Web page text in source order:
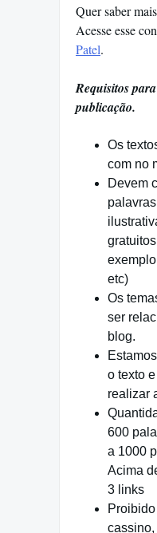
Quer saber
Acesse esse
Patel.
Requisitos
publicação.
Os
com no
Devem
etc)
Os
ser
blog.
o texto
realizar
600
a 1000
Acima
3 links
cassino,